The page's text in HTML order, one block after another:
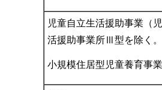
児童自立生活援助事業（
活援助事業所Ⅲ型を除く。
小規模住居型児童養育事業